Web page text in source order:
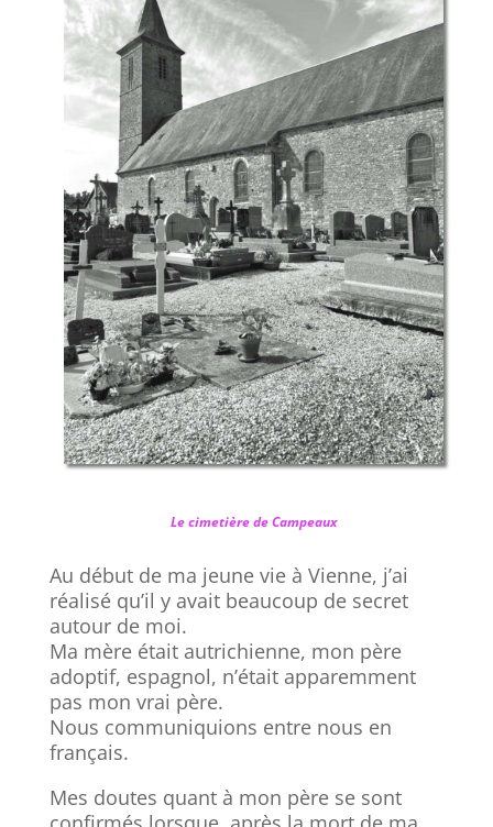
Le cimetière de Campeaux
Au début de ma jeune vie à Vienne, j’ai
réalisé qu’il y avait beaucoup de secret
autour de moi.
Ma mère était autrichienne, mon père
adoptif, espagnol, n’était apparemment
pas mon vrai père.
Nous communiquions entre nous en
français.
Mes doutes quant à mon père se sont